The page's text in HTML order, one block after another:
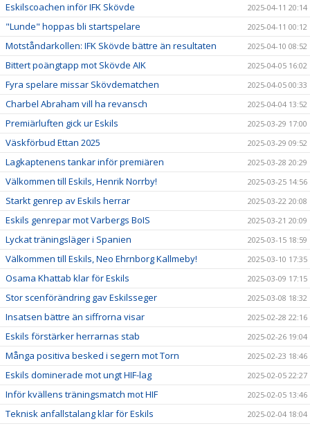
Eskilscoachen inför IFK Skövde 2025-04-11 20:14
"Lunde" hoppas bli startspelare 2025-04-11 00:12
Motståndarkollen: IFK Skövde bättre än resultaten 2025-04-10 08:52
Bittert poängtapp mot Skövde AIK 2025-04-05 16:02
Fyra spelare missar Skövdematchen 2025-04-05 00:33
Charbel Abraham vill ha revansch 2025-04-04 13:52
Premiärluften gick ur Eskils 2025-03-29 17:00
Väskförbud Ettan 2025 2025-03-29 09:52
Lagkaptenens tankar inför premiären 2025-03-28 20:29
Välkommen till Eskils, Henrik Norrby! 2025-03-25 14:56
Starkt genrep av Eskils herrar 2025-03-22 20:08
Eskils genrepar mot Varbergs BoIS 2025-03-21 20:09
Lyckat träningsläger i Spanien 2025-03-15 18:59
Välkommen till Eskils, Neo Ehrnborg Kallmeby! 2025-03-10 17:35
Osama Khattab klar för Eskils 2025-03-09 17:15
Stor scenförändring gav Eskilsseger 2025-03-08 18:32
Insatsen bättre än siffrorna visar 2025-02-28 22:16
Eskils förstärker herrarnas stab 2025-02-26 19:04
Många positiva besked i segern mot Torn 2025-02-23 18:46
Eskils dominerade mot ungt HIF-lag 2025-02-05 22:27
Inför kvällens träningsmatch mot HIF 2025-02-05 13:46
Teknisk anfallstalang klar för Eskils 2025-02-04 18:04